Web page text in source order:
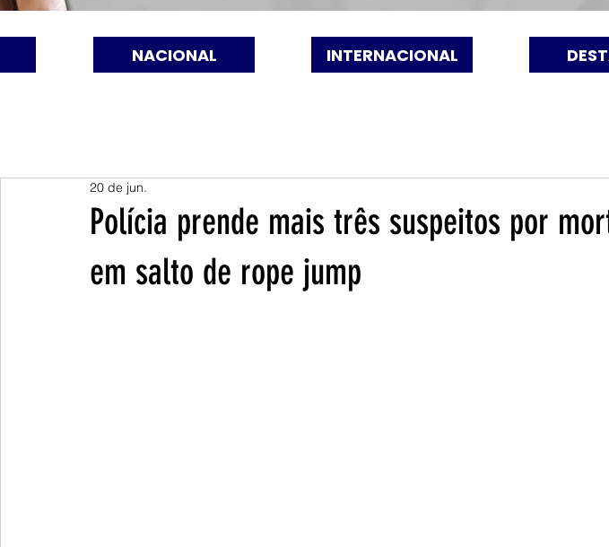
NACIONAL INTERNACIONAL
Polícia prende mais três suspeitos por
em salto de rope jump
20 de jun.